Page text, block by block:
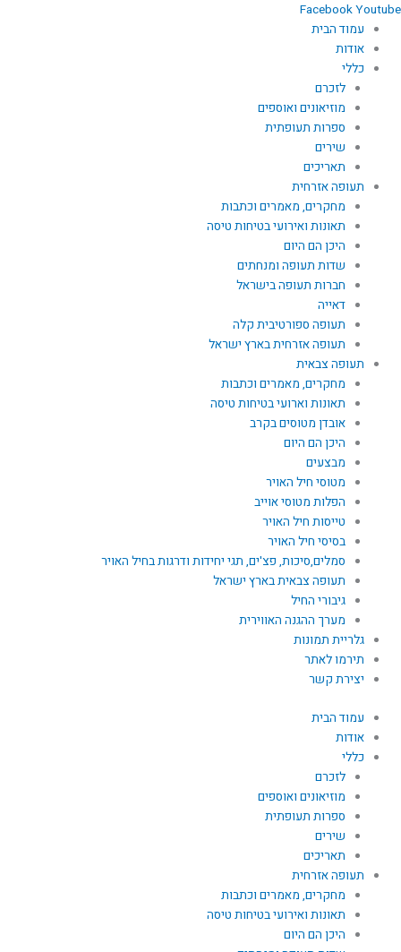
FacebookYoutube
עמוד הבית
אודות
כללי
לזכרם
מוזיאונים ואוספים
ספרות תעופתית
שירים
תאריכים
תעופה אזרחית
מחקרים, מאמרים וכתבות
תאונות ואירועי בטיחות טיסה
היכן הם היום
שדות תעופה ומנחתים
חברות תעופה בישראל
דאייה
תעופה ספורטיבית קלה
תעופה אזרחית בארץ ישראל
תעופה צבאית
מחקרים, מאמרים וכתבות
תאונות וארועי בטיחות טיסה
אובדן מטוסים בקרב
היכן הם היום
מבצעים
מטוסי חיל האויר
הפלות מטוסי אוייב
טייסות חיל האויר
בסיסי חיל האויר
סמלים,סיכות, פצ'ים, תגי יחידות ודרגות בחיל האויר
תעופה צבאית בארץ ישראל
גיבורי החיל
מערך ההגנה האווירית
גלריית תמונות
תירמו לאתר
יצירת קשר
עמוד הבית
אודות
כללי
לזכרם
מוזיאונים ואוספים
ספרות תעופתית
שירים
תאריכים
תעופה אזרחית
מחקרים, מאמרים וכתבות
תאונות ואירועי בטיחות טיסה
היכן הם היום